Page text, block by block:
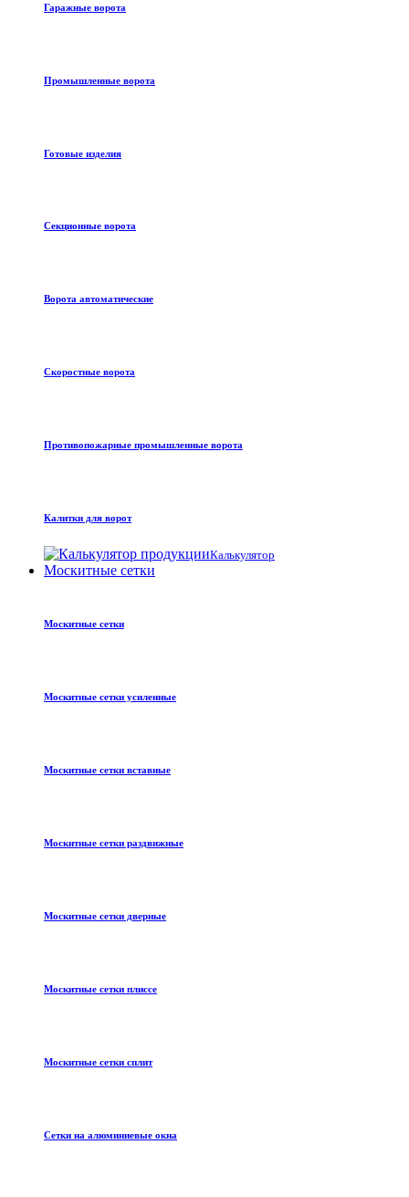
Гаражные ворота
Промышленные ворота
Готовые изделия
Секционные ворота
Ворота автоматические
Скоростные ворота
Противопожарные промышленные ворота
Калитки для ворот
Калькулятор
Москитные сетки
Москитные сетки
Москитные сетки усиленные
Москитные сетки вставные
Москитные сетки раздвижные
Москитные сетки дверные
Москитные сетки плиссе
Москитные сетки сплит
Сетки на алюминиевые окна